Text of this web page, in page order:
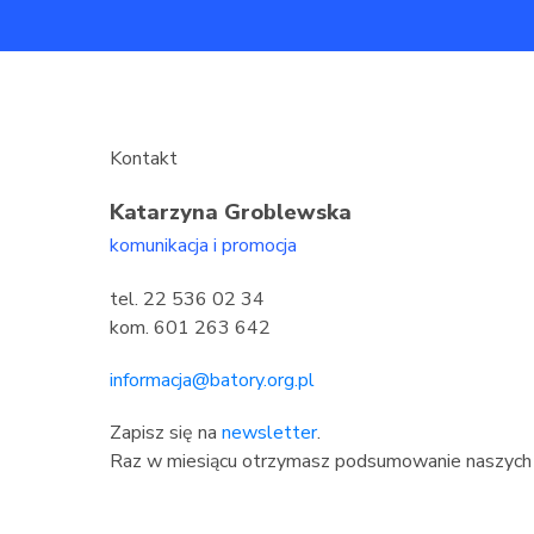
Kontakt
Katarzyna Groblewska
komunikacja i promocja
tel. 22 536 02 34
kom. 601 263 642
informacja@batory.org.pl
Zapisz się na newsletter.
Raz w miesiącu otrzymasz podsumowanie naszych